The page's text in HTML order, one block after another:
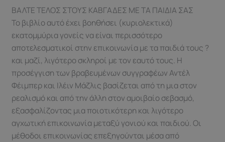
πώς
να
τα
ακούτε
ώστε
να
σας
μιλούν
ποσότητα
ΒΑΛΤΕ ΤΕΛΟΣ ΣΤΟΥΣ ΚΑΒΓΑΔΕΣ ΜΕ ΤΑ ΠΑΙΔΙΑ ΣΑΣ
Το βιβλίο αυτό έχει βοηθήσει (κυριολεκτικά)
εκατομμύρια γονείς να είναι περισσότερο
αποτελεσματικοί στην επικοινωνία με τα παιδιά τους ?
και μαζί, λιγότερο σκληροί με τον εαυτό τους. Η
προσέγγιση των βραβευμένων συγγραφέων Αντέλ
Φέιμπερ και Ιλέιν Μάζλις βασίζεται από τη μια στον
ρεαλισμό και από την άλλη στον αμοιβαίο σεβασμό,
εξασφαλίζοντας μια ποιοτικότερη και λιγότερο
αγχωτική επικοινωνία μεταξύ γονιού και παιδιού. Οι
μέθοδοι επικοινωνίας επεξηγούνται μέσα από